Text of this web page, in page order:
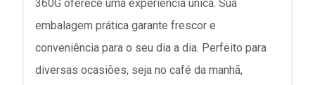
360G oferece uma experiência única. Sua
embalagem prática garante frescor e
conveniência para o seu dia a dia. Perfeito para
diversas ocasiões, seja no café da manhã,